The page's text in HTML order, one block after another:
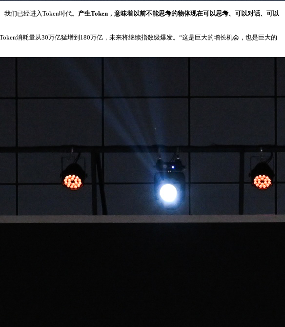
们已经进入Token时代。 产生Token，意味着以前不能思考的物体现在可以思考、可以对话、可以
消耗量从30万亿猛增到180万亿，未来将继续指数级爆发。“这是巨大的增长机会，也是巨大的